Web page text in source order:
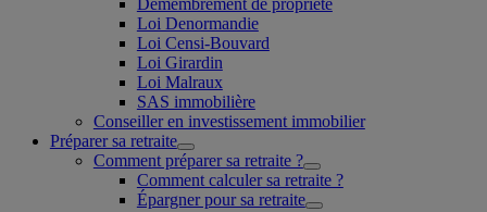
Démembrement de propriété
Loi Denormandie
Loi Censi-Bouvard
Loi Girardin
Loi Malraux
SAS immobilière
Conseiller en investissement immobilier
Préparer sa retraite
Comment préparer sa retraite ?
Comment calculer sa retraite ?
Épargner pour sa retraite